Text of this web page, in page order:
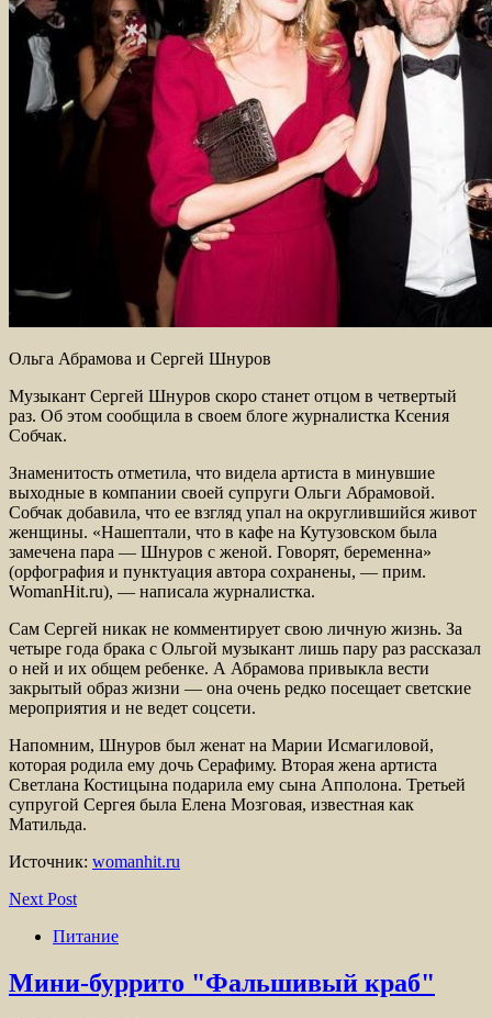
Ольга Абрамова и Сергей Шнуров
Музыкант Сергей Шнуров скоро станет отцом в четвертый
раз. Об этом сообщила в своем блоге журналистка Ксения
Собчак.
Знаменитость отметила, что видела артиста в минувшие
выходные в компании своей супруги Ольги Абрамовой.
Собчак добавила, что ее взгляд упал на округлившийся живот
женщины. «Нашептали, что в кафе на Кутузовском была
замечена пара — Шнуров с женой. Говорят, беременна»
(орфография и пунктуация автора сохранены, — прим.
WomanHit.ru), — написала журналистка.
Сам Сергей никак не комментирует свою личную жизнь. За
четыре года брака с Ольгой музыкант лишь пару раз рассказал
о ней и их общем ребенке. А Абрамова привыкла вести
закрытый образ жизни — она очень редко посещает светские
мероприятия и не ведет соцсети.
Напомним, Шнуров был женат на Марии Исмагиловой,
которая родила ему дочь Серафиму. Вторая жена артиста
Светлана Костицына подарила ему сына Апполона. Третьей
супругой Сергея была Елена Мозговая, известная как
Матильда.
Источник: womanhit.ru
Next Post
Питание
Мини-буррито "Фальшивый краб"